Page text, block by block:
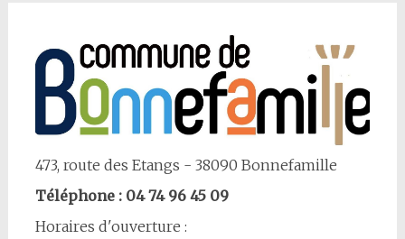
473, route des Etangs - 38090 Bonnefamille
Téléphone : 04 74 96 45 09
Horaires d'ouverture :